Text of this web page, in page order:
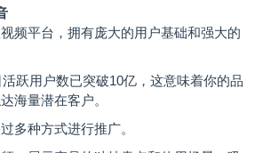
频平台，拥有庞大的用户基础和强大的
跃用户数已突破10亿，这意味着你的品
海量潜在客户。
多种方式进行推广。